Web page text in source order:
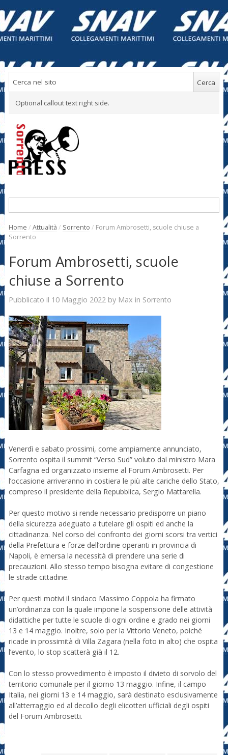
Optional callout text right side.
Home / Attualità / Sorrento / Forum Ambrosetti, scuole chiuse a
Sorrento
Forum Ambrosetti, scuole
chiuse a Sorrento
Pubblicato il 10 Maggio 2022by Max in Sorrento
Venerdì e sabato prossimi, come ampiamente annunciato,
Sorrento ospita il summit “Verso Sud” voluto dal ministro Mara
Carfagna ed organizzato insieme al Forum Ambrosetti. Per
l’occasione arriveranno in costiera le più alte cariche dello Stato,
compreso il presidente della Repubblica, Sergio Mattarella.
Per questo motivo si rende necessario predisporre un piano
della sicurezza adeguato a tutelare gli ospiti ed anche la
cittadinanza. Nel corso del confronto dei giorni scorsi tra vertici
della Prefettura e forze dell’ordine operanti in provincia di
Napoli, è emersa la necessità di prendere una serie di
precauzioni. Allo stesso tempo bisogna evitare di congestione
le strade cittadine.
Per questi motivi il sindaco Massimo Coppola ha firmato
un’ordinanza con la quale impone la sospensione delle attività
didattiche per tutte le scuole di ogni ordine e grado nei giorni
13 e 14 maggio. Inoltre, solo per la Vittorio Veneto, poiché
ricade in prossimità di Villa Zagara (nella foto in alto) che ospita
l’evento, lo stop scatterà già il 12.
Con lo stesso provvedimento è imposto il divieto di sorvolo del
territorio comunale per il giorno 13 maggio. Infine, il campo
Italia, nei giorni 13 e 14 maggio, sarà destinato esclusivamente
all’atterraggio ed al decollo degli elicotteri ufficiali degli ospiti
del Forum Ambrosetti.